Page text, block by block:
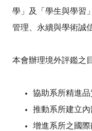
學」及「學生與學習
管理、永續與學術誠
本會辦理境外評鑑之
協助系所精進
推動系所建立
增進系所之國際